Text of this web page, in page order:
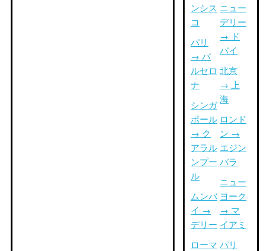
ンシス
コ
パリ
→ バ
ルセロ
ナ
シンガ
ポール
→ ク
アラル
ンプー
ル
ムンバ
イ →
デリー
ローマ
ニュー
デリー
→ ド
バイ
北京
→ 上
海
ロンド
ン →
エジン
バラ
ニュー
ヨーク
→ マ
イアミ
パリ